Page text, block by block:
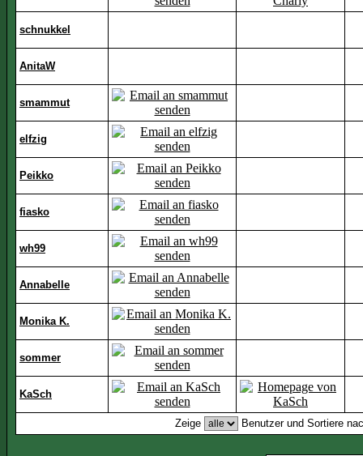
schnukkel
AnitaW
smammut
elfzig
Peikko
fiasko
wh99
Annabelle
Monika K.
sommer
KaSch
Zeige Benutzer und Sortiere